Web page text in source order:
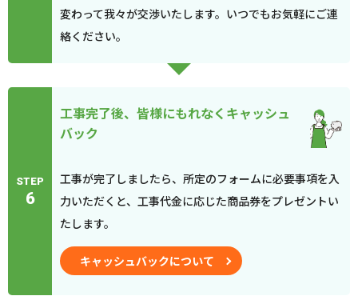
変わって我々が交渉いたします。いつでもお気軽にご連
絡ください。
STEP
6
工事完了後、皆様にもれなくキャッシュ
バック
工事が完了しましたら、所定のフォームに必要事項を入
力いただくと、工事代金に応じた商品券をプレゼントい
たします。
キャッシュバックについて